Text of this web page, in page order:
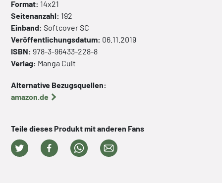
Format: 14x21
Seitenanzahl: 192
Einband: SoftcoverSC
Veröffentlichungsdatum: 06.11.2019
ISBN: 978-3-96433-228-8
Verlag: Manga Cult
Alternative Bezugsquellen:
amazon.de
Teile dieses Produkt mit anderen Fans